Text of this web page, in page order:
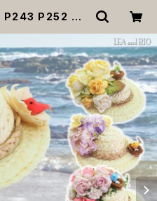
P243 P252 P2
しゃれ かわいい
ァッション dog
もの 上品 返品交